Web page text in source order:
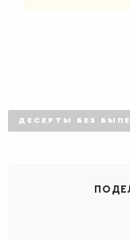
ДЕСЕРТЫ БЕЗ